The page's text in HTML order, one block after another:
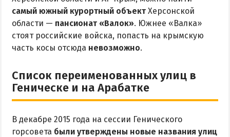
РАЗВЛЕЧЕНИЯ
Аквапарк
Дельфинарий
Виндсерфинг
ЭКСКУРСИИ И МАРШРУТЫ
самый южный курортный объект Херсонской
области — пансионат «Валок». Южнее «Валка»
стоят российские войска, попасть на крымскую
часть косы отсюда невозможно.
Список переименованных улиц в
Геническе и на Арабатке
В декабре 2015 года на сессии Генического
горсовета были утверждены новые названия улиц